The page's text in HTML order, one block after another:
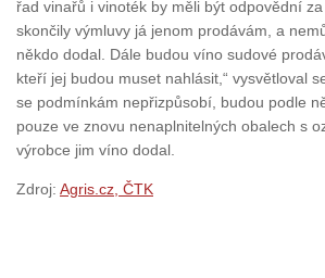
řad vinařů i vinoték by měli být odpovědní
skončily výmluvy já jenom prodávám, a
někdo dodal. Dále budou víno sudové
kteří jej budou muset nahlásit,“ vysvětloval
se podmínkám nepřizpůsobí, budou podle
pouze ve znovu nenaplnitelných obalech s
výrobce jim víno dodal.
Zdroj: Agris.cz, ČTK